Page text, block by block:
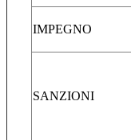
IMPEGNO
SANZIONI